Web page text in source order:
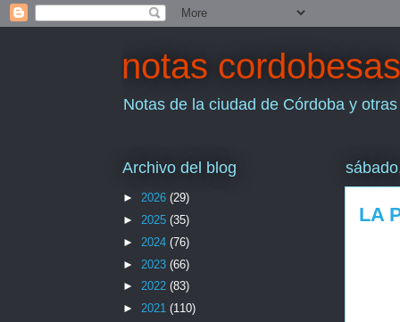
notas cordobesas
Notas de la ciudad de Córdoba y
LA
Archivo del blog
► 2026 (29)
► 2025 (35)
► 2024 (76)
► 2023 (66)
► 2022 (83)
► 2021 (110)